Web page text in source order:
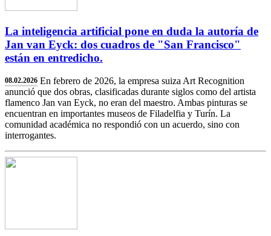
La inteligencia artificial pone en duda la autoría de
Jan van Eyck: dos cuadros de "San Francisco"
están en entredicho.
08.02.2026 En febrero de 2026, la empresa suiza Art Recognition
anunció que dos obras, clasificadas durante siglos como del artista
flamenco Jan van Eyck, no eran del maestro. Ambas pinturas se
encuentran en importantes museos de Filadelfia y Turín. La
comunidad académica no respondió con un acuerdo, sino con
interrogantes.